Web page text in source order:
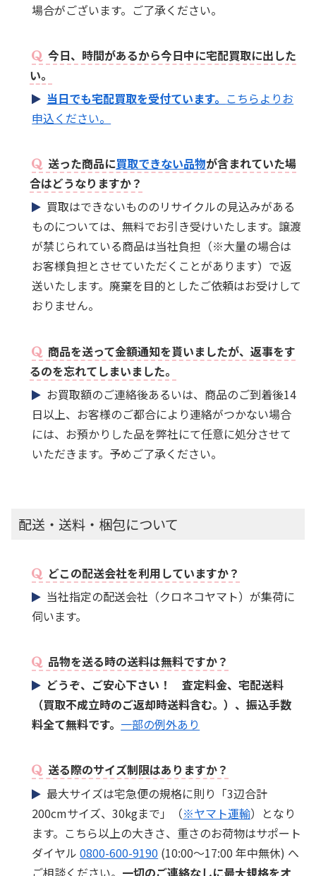
場合がございます。ご了承ください。
今日、時間があるから今日中に宅配買取に出した
い。
当日でも宅配買取を受付ています。 こちらよりお
申込ください。
送った商品に買取できない品物が含まれていた場
合はどうなりますか？
買取はできないもののリサイクルの見込みがある
ものについては、無料でお引き受けいたします。譲渡
が禁じられている商品は当社負担（※大量の場合は
お客様負担とさせていただくことがあります）で返
送いたします。廃棄を目的としたご依頼はお受けして
おりません。
商品を送って金額通知を貰いましたが、返事をす
るのを忘れてしまいました。
お買取額のご連絡後あるいは、商品のご到着後14
日以上、お客様のご都合により連絡がつかない場合
には、お預かりした品を弊社にて任意に処分させて
いただきます。予めご了承ください。
配送・送料・梱包について
どこの配送会社を利用していますか？
当社指定の配送会社（クロネコヤマト）が集荷に
伺います。
品物を送る時の送料は無料ですか？
どうぞ、ご安心下さい！ 査定料金、宅配送料
（買取不成立時のご返却時送料含む。）、振込手数
料全て無料です。 一部の例外あり
送る際のサイズ制限はありますか？
最大サイズは宅急便の規格に則り「3辺合計
200cmサイズ、30kgまで」（※ヤマト運輸）となり
ます。こちら以上の大きさ、重さのお荷物はサポート
ダイヤル0800-600-9190 (10:00～17:00 年中無休) へ
ご相談ください。 一切のご連絡なしに最大規格をオ